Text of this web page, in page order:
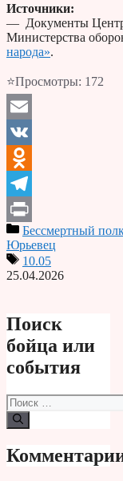
Источники:
— Документы
Министерства
народа».
⭐Просмотры: 172
Email
VK
Odnoklassniki
Telegram
PrintБессмертный
Юрьевец
10.05
25.04.2026
Поиск
бойца или
события
Поиск: